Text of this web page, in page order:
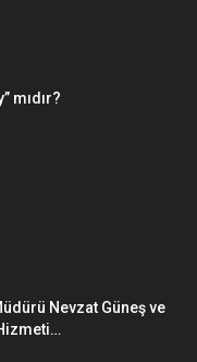
mıdır?
Nevzat Güneş ve